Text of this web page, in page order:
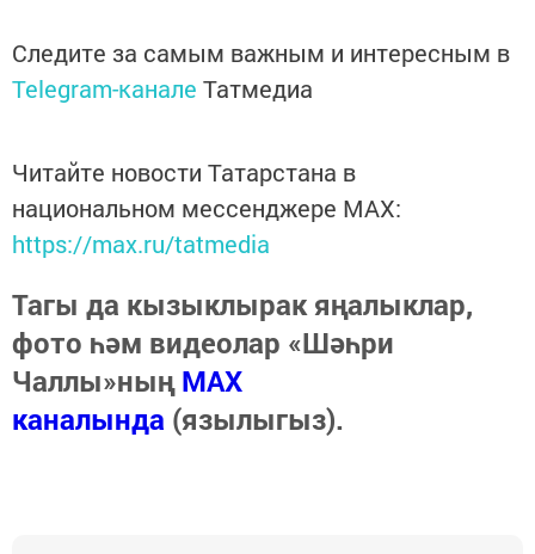
Следите за самым важным и интересным в
Telegram-канале Татмедиа
Читайте новости Татарстана в
национальном мессенджере MАХ:
https://max.ru/tatmedia
Тагы да кызыклырак яңалыклар,
фото һәм видеолар «Шәһри
Чаллы»ныңMAX
каналында (язылыгыз).